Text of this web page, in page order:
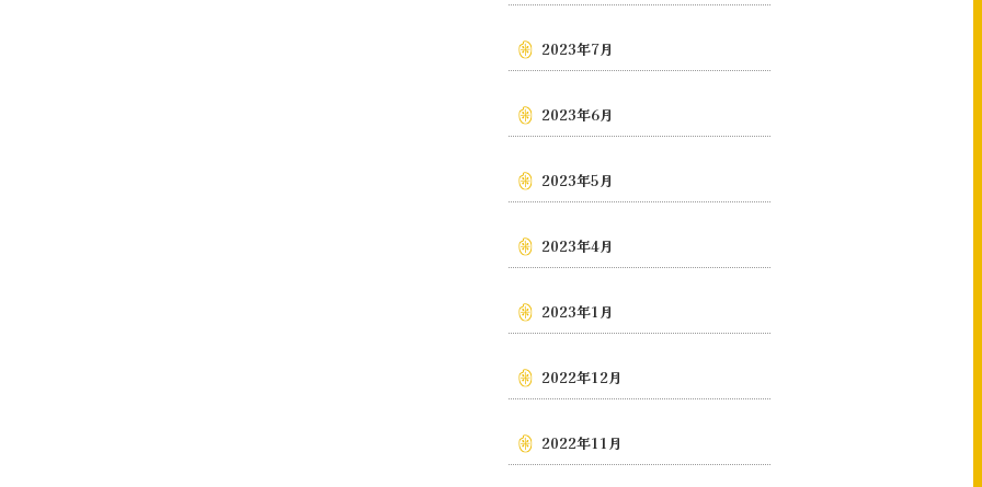
2023年7月
2023年6月
2023年5月
2023年4月
2023年1月
2022年12月
2022年11月